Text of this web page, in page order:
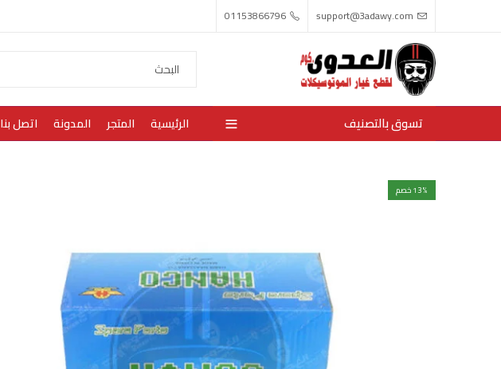
support@3adawy.com
01153866796
تسوق بالتصنيف الرئيسية المتجر المدونة اتصل بنا
13% خصم